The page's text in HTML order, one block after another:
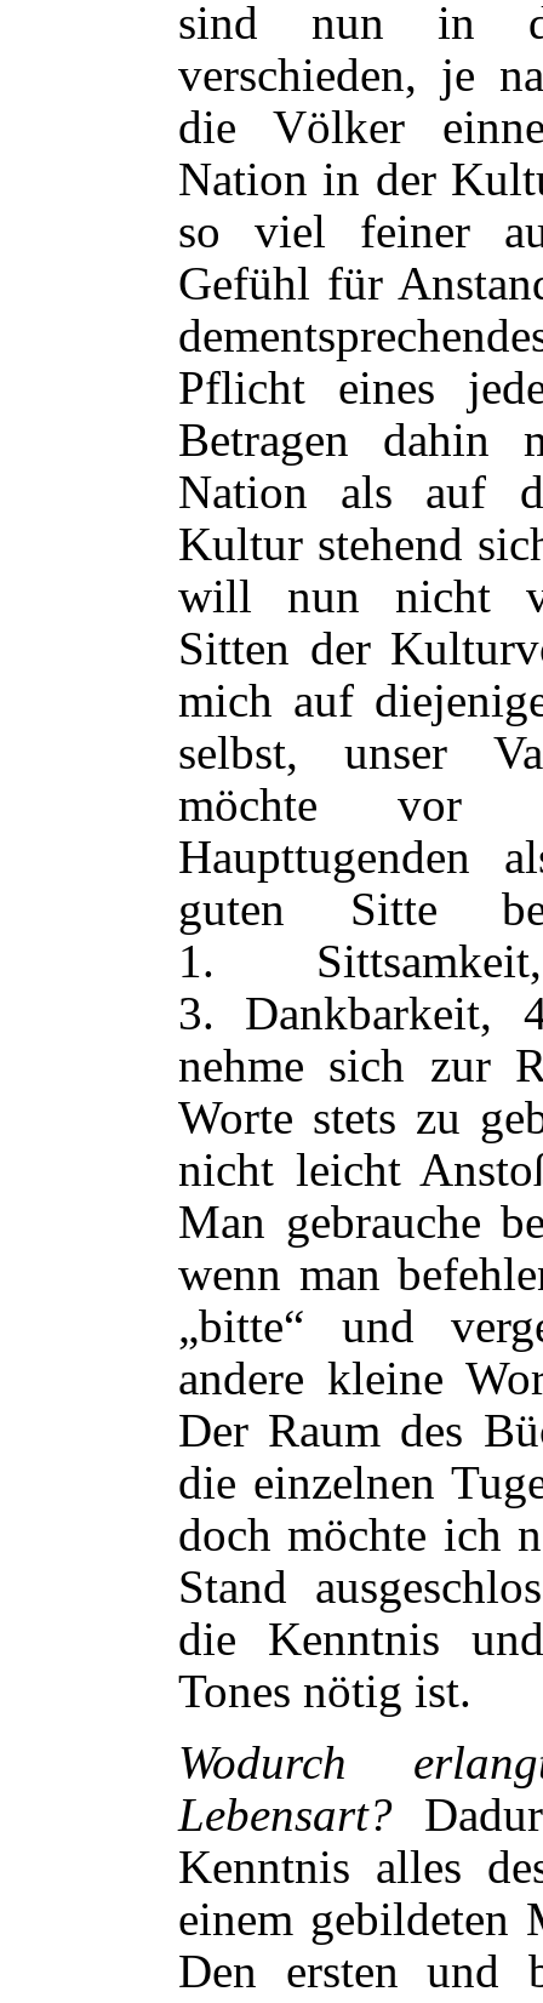
sind nun in
verschieden, je
die Völker
Nation in der
so viel feiner
Gefühl für
Pflicht eines
Betragen dahin
Nation als auf
Kultur stehend
will nun nicht
Sitten der
mich auf
selbst, unser
möchte vor
Haupttugenden
guten Sitte
1.
3. Dankbarkeit,
nehme sich zur
Worte stets zu
nicht leicht
Man gebrauche
wenn man
„bitte“ und
andere kleine
Der Raum des
die einzelnen
doch möchte ich
Stand
die Kenntnis
Tones nötig ist.
Wodurch
Lebensart?
Kenntnis alles
einem gebildeten
Den ersten und